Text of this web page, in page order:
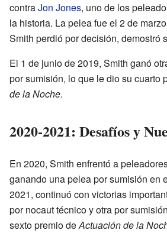
contraJon Jones, uno de los
la historia. La pelea fue el 2 de
Smith perdió por decisión, demostró
El 1 de junio de 2019, Smith ganó
por sumisión, lo que le dio su cuarto
de la Noche.
2020-2021: Desafíos y
En 2020, Smith enfrentó a
ganando una pelea por sumisión en
2021, continuó con victorias
por nocaut técnico y otra por
sexto premio deActuación de la